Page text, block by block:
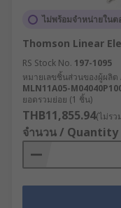
ไม่พร้อมจำหน่ายในต
Thomson Linear
RS Stock No. 197-1095
หมายเลขชิ้นส่วนของผู้ผลิต
MLN11A05-
ยอดรวมย่อย (1 ชิ้น)
THB11,855.94(ไม่รว
จำนวน / Quantity